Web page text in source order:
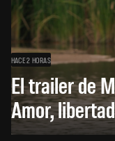
HACE 2 HORAS
El trailer de
Amor,